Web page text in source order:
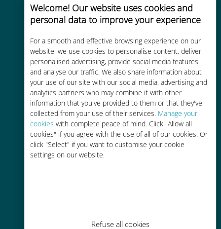
Welcome! Our website uses cookies and
personal data to improve your experience
For a smooth and effective browsing experience on our
website, we use cookies to personalise content, deliver
personalised advertising, provide social media features
and analyse our traffic. We also share information about
your use of our site with our social media, advertising and
analytics partners who may combine it with other
information that you've provided to them or that they've
collected from your use of their services. Manage your
cookies with complete peace of mind. Click "Allow all
cookies" if you agree with the use of all of our cookies. Or
click "Select" if you want to customise your cookie
settings on our website.
Refuse all cookies
Kosteneffectief
Tot 90% goedkoper dan
roamingkosten bij je huidige
provider